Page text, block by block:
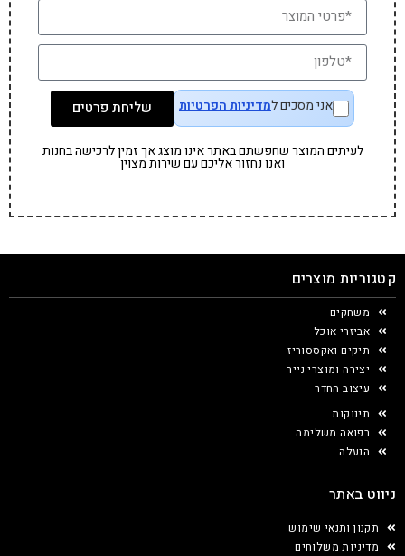
אני מסכים למדיניות הפרטיות שליחת פרטים
לעיתים המוצר שחפשתם באתר אינו מוצג אך זמין לרכישה בחנות
ואנו נחזור אליכם עם שירות מצוין
קטגוריות מוצרים
משחקים
אביזרי אוכל
תיקים ואקססוריז
יצירה ומוצרי נייר
עיצוב החדר
תינוקות
רפואה משלימה
הנעלה
ניווט באתר
תקנון ותנאי שימוש
מדיניות משלוחים